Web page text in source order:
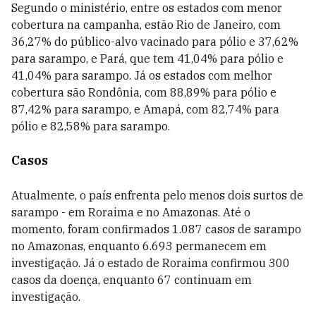
Segundo o ministério, entre os estados com menor
cobertura na campanha, estão Rio de Janeiro, com
36,27% do público-alvo vacinado para pólio e 37,62%
para sarampo, e Pará, que tem 41,04% para pólio e
41,04% para sarampo. Já os estados com melhor
cobertura são Rondônia, com 88,89% para pólio e
87,42% para sarampo, e Amapá, com 82,74% para
pólio e 82,58% para sarampo.
Casos
Atualmente, o país enfrenta pelo menos dois surtos de
sarampo - em Roraima e no Amazonas. Até o
momento, foram confirmados 1.087 casos de sarampo
no Amazonas, enquanto 6.693 permanecem em
investigação. Já o estado de Roraima confirmou 300
casos da doença, enquanto 67 continuam em
investigação.